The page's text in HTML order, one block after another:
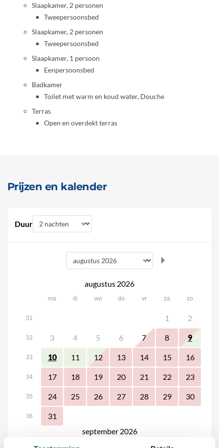
Slaapkamer, 2 personen
Tweepersoonsbed
Slaapkamer, 2 personen
Tweepersoonsbed
Slaapkamer, 1 persoon
Eenpersoonsbed
Badkamer
Toilet met warm en koud water, Douche
Terras
Open en overdekt terras
Prijzen en kalender
Duur
augustus 2026
ma di wo do vr za zo
31 1 2
32 3 4 5 6 7 8 9
33 10 11 12 13 14 15 16
34 17 18 19 20 21 22 23
35 24 25 26 27 28 29 30
36
31
september 2026
ma za